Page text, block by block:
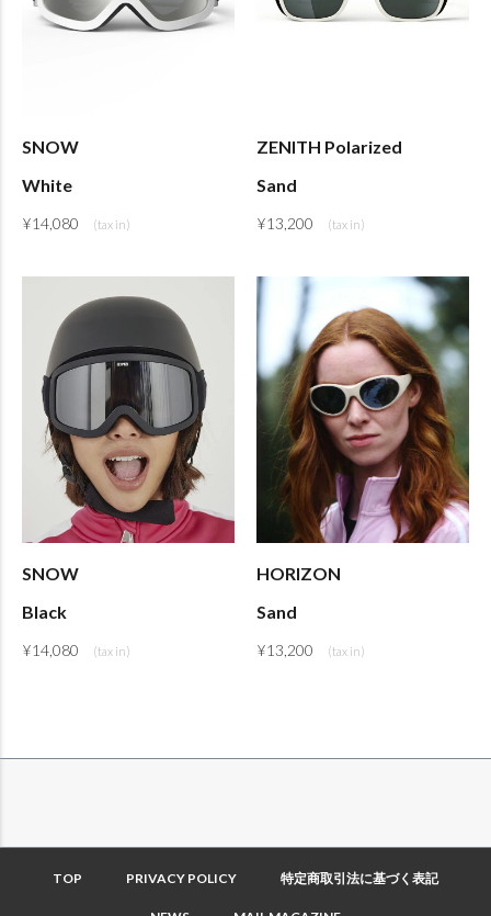
SNOW
White
¥14,080
ZENITH Polarized
Sand
¥13,200
SNOW
Black
¥14,080
HORIZON
Sand
¥13,200
TOP PRIVACY POLICY 特定商取引法に基づく表記